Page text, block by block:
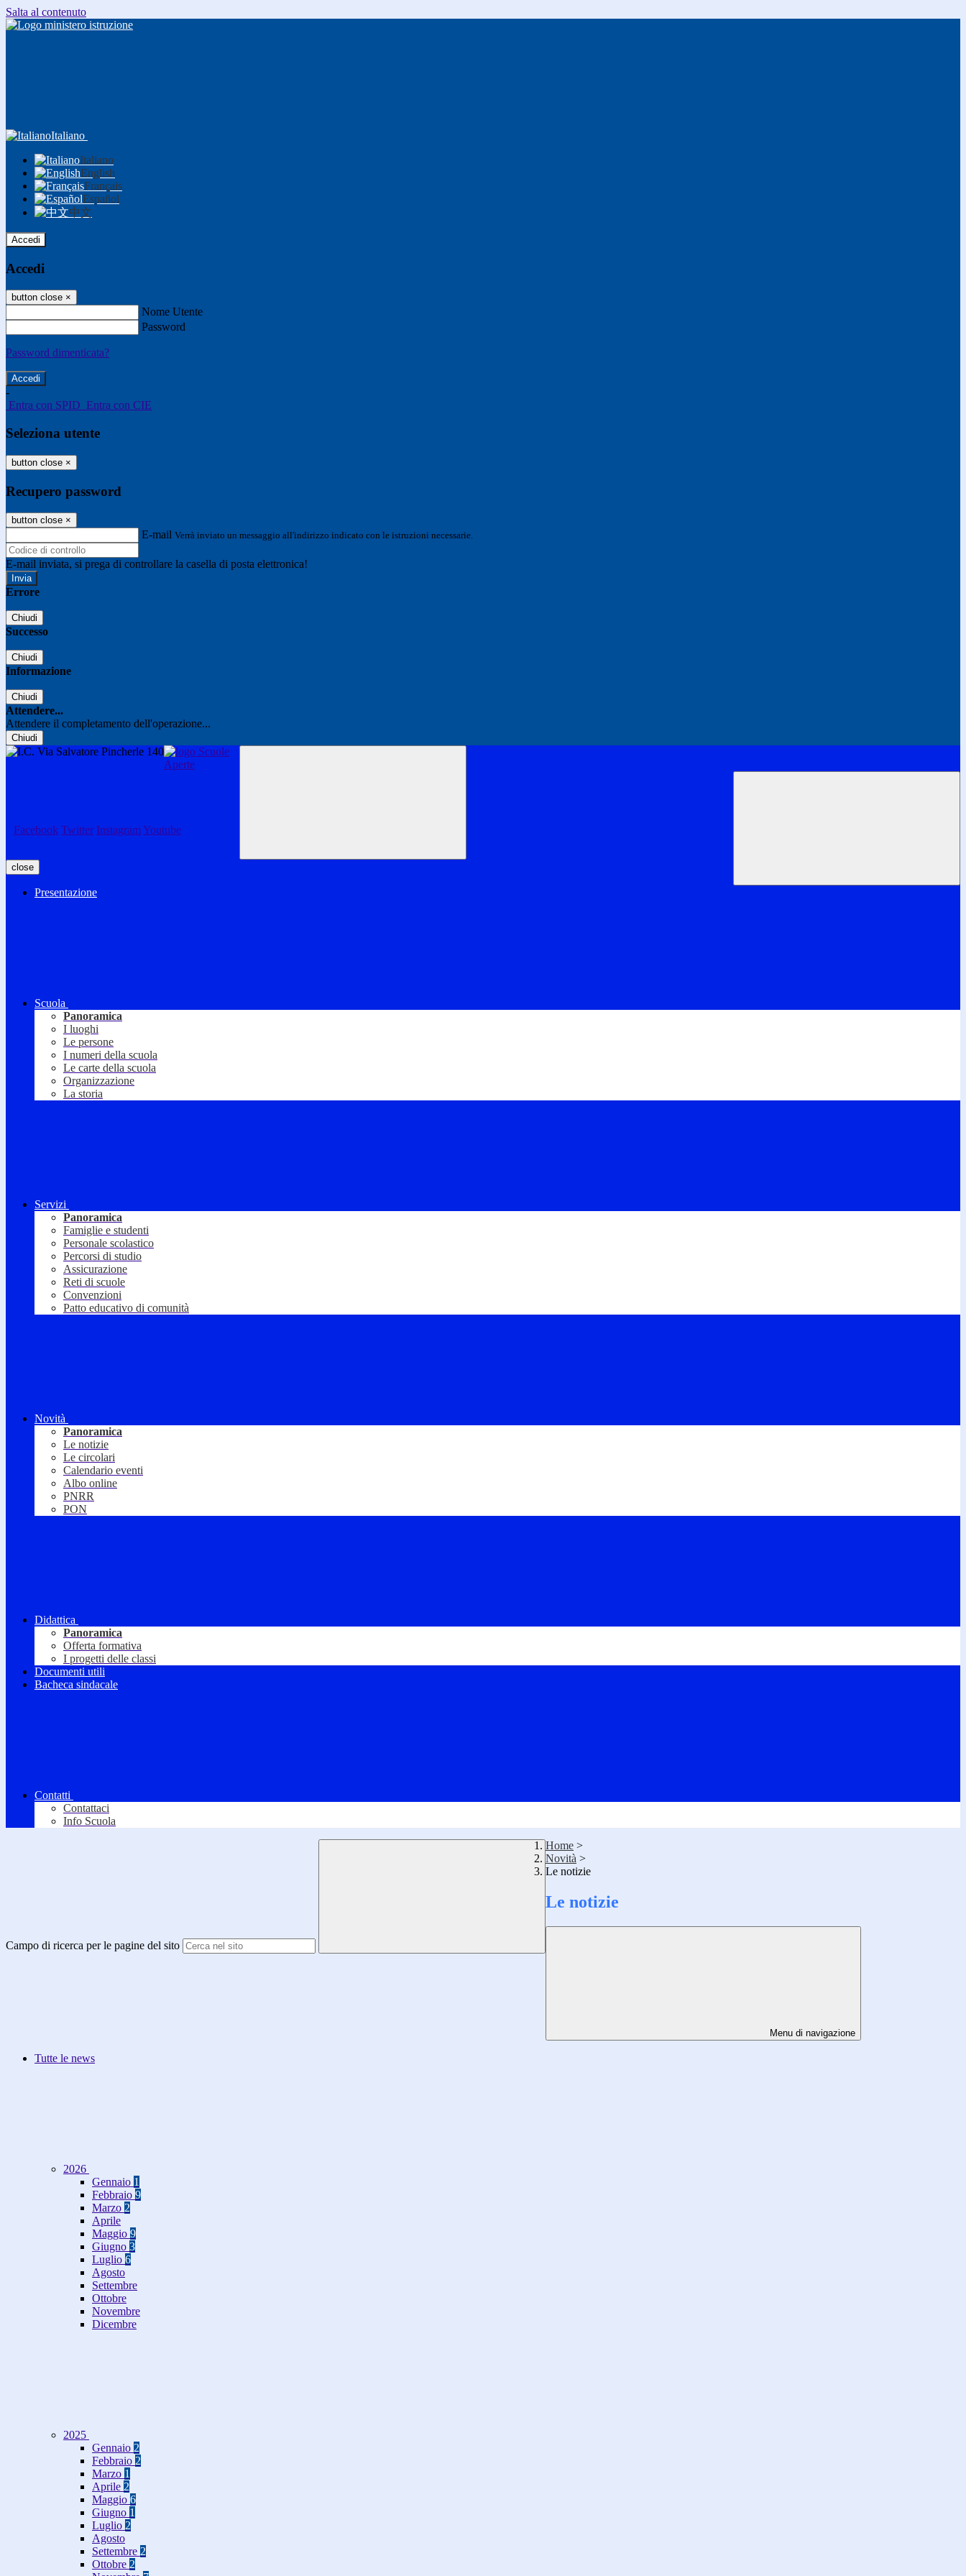
Salta al contenuto
Italiano
Italiano
English
Français
Español
中文
Accedi
Accedi
button close ×
Nome Utente
Password
Password dimenticata?
-
Entra con SPID Entra con CIE
Seleziona utente
button close ×
Recupero password
button close ×
E-mail Verrà inviato un messaggio all'indirizzo indicato con le istruzioni necessarie.
E-mail inviata, si prega di controllare la casella di posta elettronica!
Errore
Chiudi
Successo
Chiudi
Informazione
Chiudi
Attendere...
Attendere il completamento dell'operazione...
Chiudi
Facebook Twitter Instagram Youtube
close
Presentazione
Scuola
Panoramica
I luoghi
Le persone
I numeri della scuola
Le carte della scuola
Organizzazione
La storia
Servizi
Panoramica
Famiglie e studenti
Personale scolastico
Percorsi di studio
Assicurazione
Reti di scuole
Convenzioni
Patto educativo di comunità
Novità
Panoramica
Le notizie
Le circolari
Calendario eventi
Albo online
PNRR
PON
Didattica
Panoramica
Offerta formativa
I progetti delle classi
Documenti utili
Bacheca sindacale
Contatti
Contattaci
Info Scuola
Campo di ricerca per le pagine del sito
Home >
Novità >
Le notizie
Le notizie
Menu di navigazione
Tutte le news
2026
Gennaio 1
Febbraio 9
Marzo 2
Aprile
Maggio 9
Giugno 3
Luglio 6
Agosto
Settembre
Ottobre
Novembre
Dicembre
2025
Gennaio 2
Febbraio 2
Marzo 1
Aprile 2
Maggio 6
Giugno 1
Luglio 2
Agosto
Settembre 2
Ottobre 2